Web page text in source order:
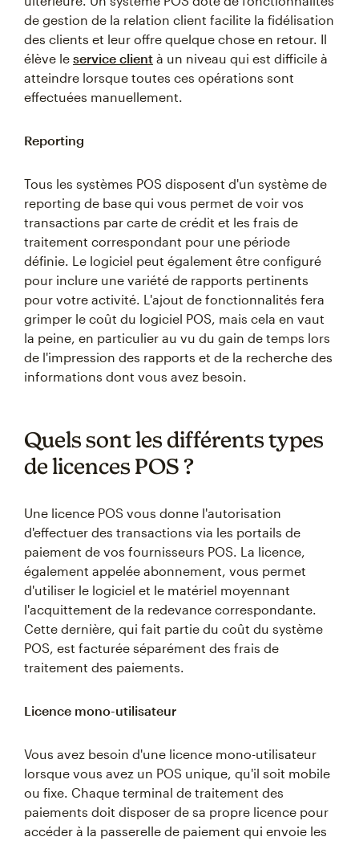
de gestion de la relation client facilite la fidélisation
des clients et leur offre quelque chose en retour. Il
élève le service client à un niveau qui est difficile à
atteindre lorsque toutes ces opérations sont
effectuées manuellement.
Reporting
Tous les systèmes POS disposent d'un système de
reporting de base qui vous permet de voir vos
transactions par carte de crédit et les frais de
traitement correspondant pour une période
définie. Le logiciel peut également être configuré
pour inclure une variété de rapports pertinents
pour votre activité. L'ajout de fonctionnalités fera
grimper le coût du logiciel POS, mais cela en vaut
la peine, en particulier au vu du gain de temps lors
de l'impression des rapports et de la recherche des
informations dont vous avez besoin.
Quels sont les différents types
de licences POS ?
Une licence POS vous donne l'autorisation
d'effectuer des transactions via les portails de
paiement de vos fournisseurs POS. La licence,
également appelée abonnement, vous permet
d'utiliser le logiciel et le matériel moyennant
l'acquittement de la redevance correspondante.
Cette dernière, qui fait partie du coût du système
POS, est facturée séparément des frais de
traitement des paiements.
Licence mono-utilisateur
Vous avez besoin d'une licence mono-utilisateur
lorsque vous avez un POS unique, qu'il soit mobile
ou fixe. Chaque terminal de traitement des
paiements doit disposer de sa propre licence pour
accéder à la passerelle de paiement qui envoie les